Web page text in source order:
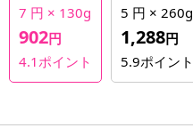
7 円 × 130g
902円
4.1ポイント
5 円 × 260g
1,288円
5.9ポイント